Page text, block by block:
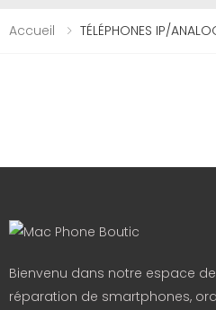
Accueil TÉLÉPHONES IP/
Bienvenu dans notre espace
réparation de smartphones,